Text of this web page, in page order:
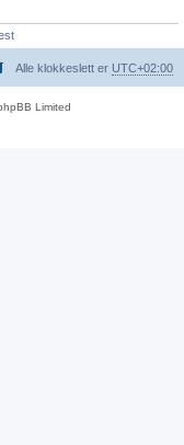
Alle klokkeslett er UTC+02:00
Limited